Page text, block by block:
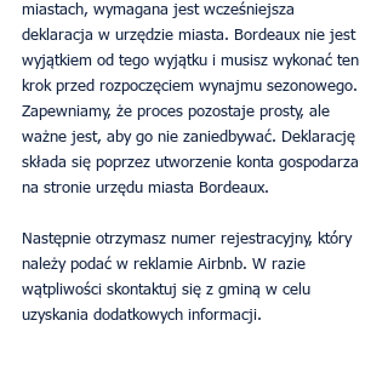
miastach, wymagana jest wcześniejsza
deklaracja w urzędzie miasta. Bordeaux nie jest
wyjątkiem od tego wyjątku i musisz wykonać ten
krok przed rozpoczęciem wynajmu sezonowego.
Zapewniamy, że proces pozostaje prosty, ale
ważne jest, aby go nie zaniedbywać. Deklarację
składa się poprzez utworzenie konta gospodarza
na stronie urzędu miasta Bordeaux.
Następnie otrzymasz numer rejestracyjny, który
należy podać w reklamie Airbnb. W razie
wątpliwości skontaktuj się z gminą w celu
uzyskania dodatkowych informacji.